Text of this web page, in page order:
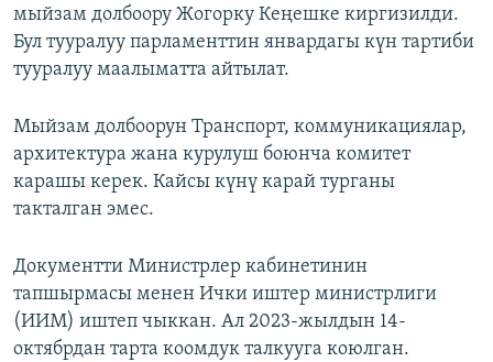
мыйзам долбоору Жогорку Кеңешке киргизилди.
Бул тууралуу парламенттин январдагы күн тартиби
тууралуу маалыматта айтылат.
Мыйзам долбоорун Транспорт, коммуникациялар,
архитектура жана курулуш боюнча комитет
карашы керек. Кайсы күнү карай турганы
такталган эмес.
Документти Министрлер кабинетинин
тапшырмасы менен Ички иштер министрлиги
(ИИМ) иштеп чыккан. Ал 2023-жылдын 14-
октябрдан тарта коомдук талкууга коюлган.